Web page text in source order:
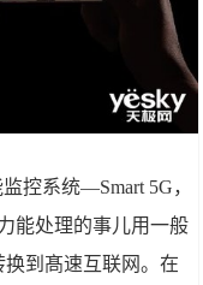
控系统—Smart 5G，
能处理的事儿用一般
换到髙速互联网。在